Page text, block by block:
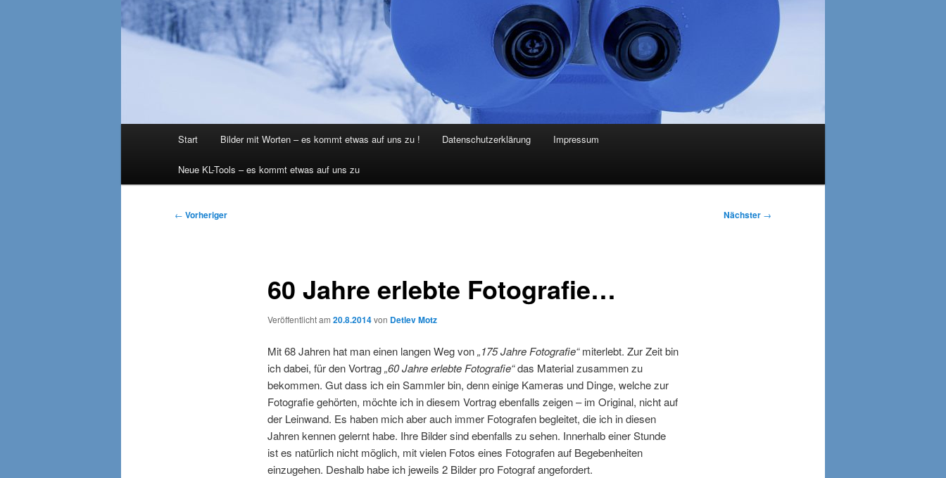
Start Bilder mit Worten – es kommt etwas auf uns zu ! Datenschutzerklärung Impressum
Neue KL-Tools – es kommt etwas auf uns zu
Beitragsnavigation
← Vorheriger Nächster →
60 Jahre erlebte Fotografie…
Veröffentlicht am 20.8.2014von Detlev Motz
Mit 68 Jahren hat man einen langen Weg von„175 Jahre Fotografie“miterlebt. Zur Zeit bin
ich dabei, für den Vortrag„60 Jahre erlebte Fotografie“das Material zusammen zu
bekommen. Gut dass ich ein Sammler bin, denn einige Kameras und Dinge, welche zur
Fotografie gehörten, möchte ich in diesem Vortrag ebenfalls zeigen – im Original, nicht auf
der Leinwand. Es haben mich aber auch immer Fotografen begleitet, die ich in diesen
Jahren kennen gelernt habe. Ihre Bilder sind ebenfalls zu sehen. Innerhalb einer Stunde
ist es natürlich nicht möglich, mit vielen Fotos eines Fotografen auf Begebenheiten
einzugehen. Deshalb habe ich jeweils 2 Bilder pro Fotograf angefordert.